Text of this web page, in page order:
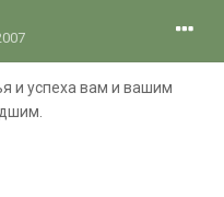
и успеха вам и вашим